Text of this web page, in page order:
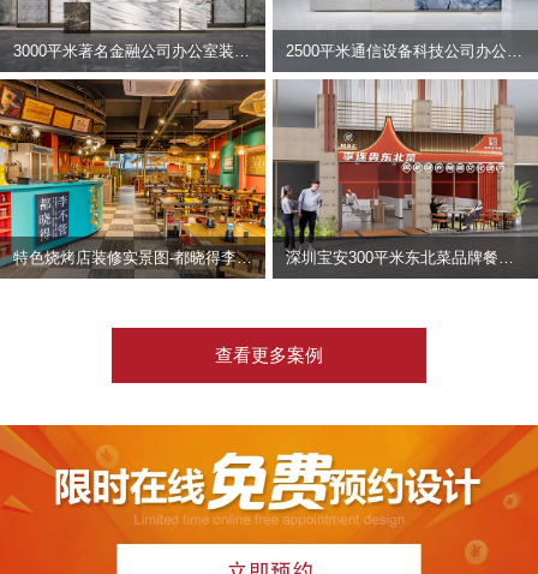
2500平米通信设备科技公司办公室设计 | 宇泰科技
特色烧烤店装修实景图-都晓得李不管
查看更多案例